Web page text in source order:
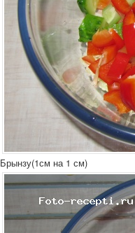
Брынзу(1см на 1 см)